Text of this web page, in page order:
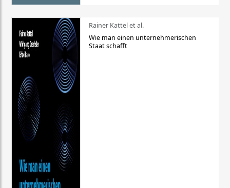
Rainer Kattel et al.
Wie man einen unternehmerischen
Staat schafft